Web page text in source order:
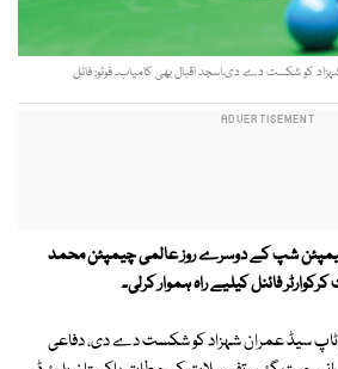
کو شکست دے دی،اسجد اقبال بھی کامیاب۔ فوٹو: فائل
شپ کے دوسرے روز عالمی چیمپئن محمد
فائنل کیلیے راہ ہموار کرلی۔
ٹاپ سیڈ عمران شہزاد کو شکست دے دی، دفاعی